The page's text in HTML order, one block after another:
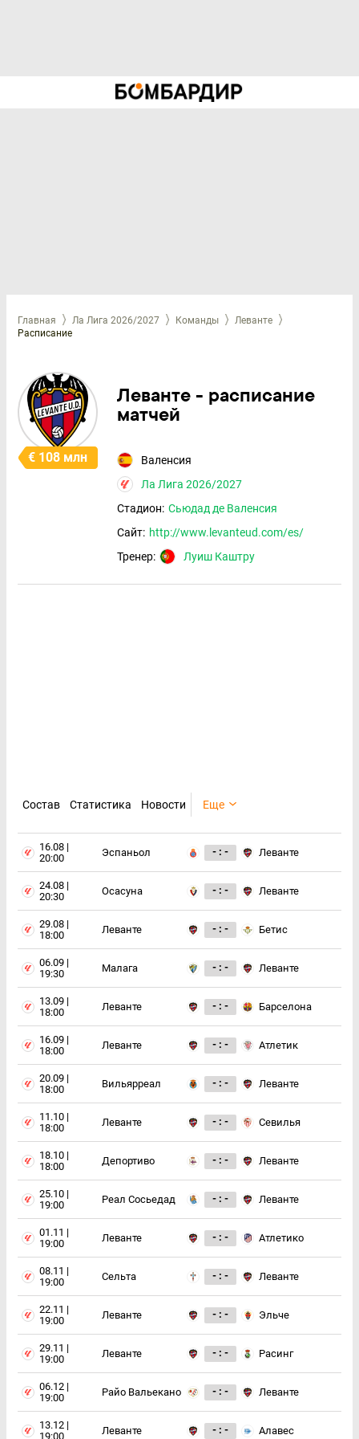
Главная Ла Лига 2026/2027 Команды
Леванте
Расписание
€ 108 млн
Леванте - расписание
матчей
Валенсия
Ла Лига 2026/2027
Стадион: Сьюдад де Валенсия
Сайт: http://www.levanteud.com/es/
Тренер:
Луиш Каштру
Состав Статистика Новости Еще
16.08 |
20:00
Эспаньол - : - Леванте
24.08 |
20:30
Осасуна - : - Леванте
29.08 |
18:00
Леванте - : - Бетис
06.09 |
19:30
Малага - : - Леванте
13.09 |
18:00
Леванте - : - Барселона
16.09 |
18:00
Леванте - : - Атлетик
20.09 |
18:00
Вильярреал - : - Леванте
11.10 |
18:00
Леванте - : - Севилья
18.10 |
18:00
Депортиво - : - Леванте
25.10 |
19:00
Реал Сосьедад - : - Леванте
01.11 |
19:00
Леванте - : - Атлетико
08.11 |
19:00
Сельта - : - Леванте
22.11 |
19:00
Леванте - : - Эльче
29.11 |
19:00
Леванте - : - Расинг
06.12 |
19:00
Райо Вальекано - : - Леванте
13.12 |
19:00
Леванте - : - Алавес